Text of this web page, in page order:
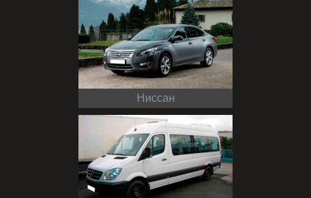
Ниссан